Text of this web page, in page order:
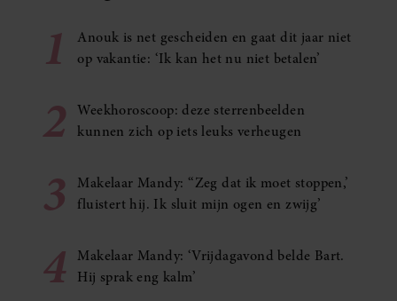
1
Anouk is net gescheiden en gaat dit jaar niet
op vakantie: ‘Ik kan het nu niet betalen’
2
Weekhoroscoop: deze sterrenbeelden
kunnen zich op iets leuks verheugen
3
Makelaar Mandy: ‘‘Zeg dat ik moet stoppen,’
fluistert hij. Ik sluit mijn ogen en zwijg’
4
Makelaar Mandy: ‘Vrijdagavond belde Bart.
Hij sprak eng kalm’